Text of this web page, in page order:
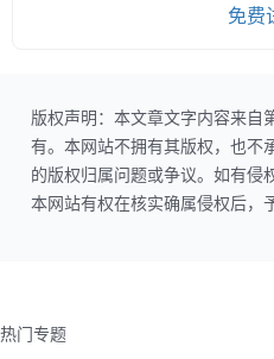
免费
版权声明：本文章文字内容来自
有。本网站不拥有其版权，也不
的版权归属问题或争议。如有侵
本网站有权在核实确属侵权后，
热门专题